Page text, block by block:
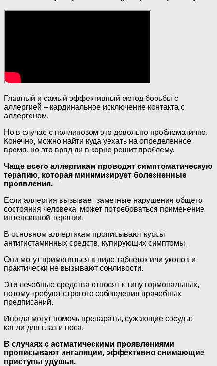
Главный и самый эффективный метод борьбы с
аллергией – кардинальное исключение контакта с
аллергеном.
Но в случае с поллинозом это довольно проблематично.
Конечно, можно найти куда уехать на определенное
время, но это вряд ли в корне решит проблему.
Чаще всего аллергикам проводят симптоматическую
терапию, которая минимизирует болезненные
проявления.
Если аллергия вызывает заметные нарушения общего
состояния человека, может потребоваться применение
интенсивной терапии.
В основном аллергикам прописывают курсы
антигистаминных средств, купирующих симптомы.
Они могут применяться в виде таблеток или уколов и
практически не вызывают сонливости.
Эти лечебные средства относят к типу гормональных,
потому требуют строгого соблюдения врачебных
предписаний.
Иногда могут помочь препараты, сужающие сосуды:
капли для глаз и носа.
В случаях с астматическими проявлениями
прописывают ингаляции, эффективно снимающие
приступы удушья.